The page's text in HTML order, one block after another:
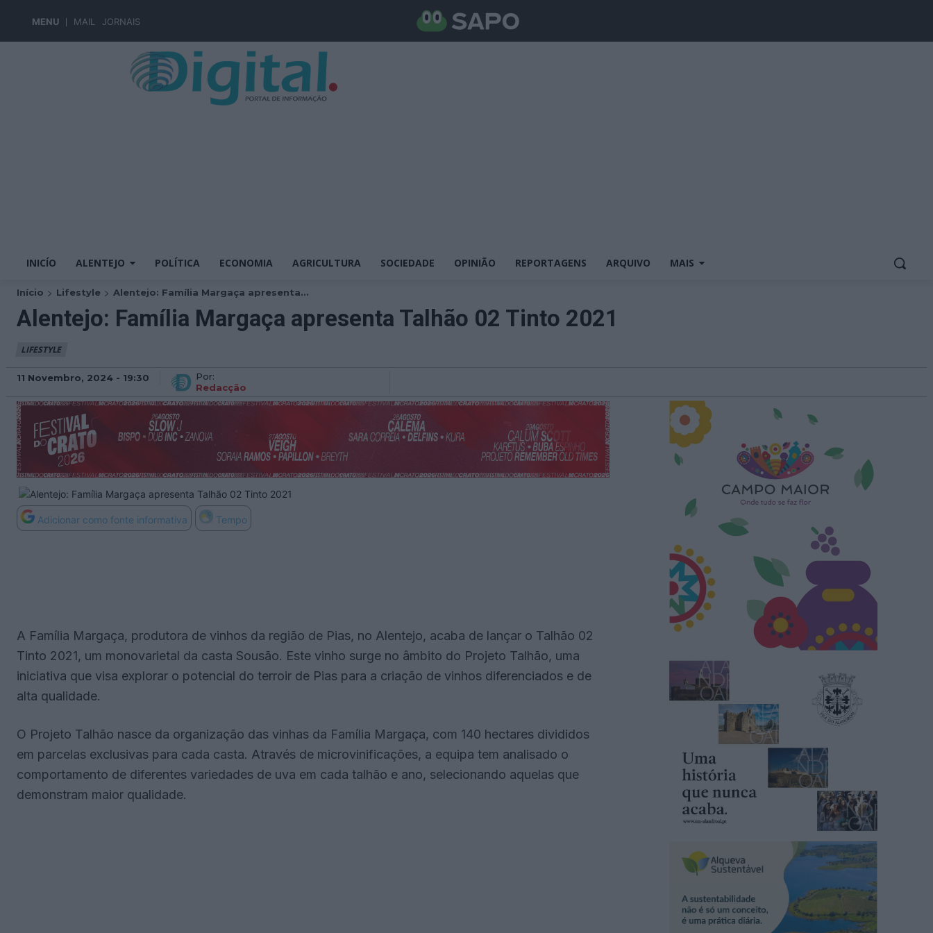
MENU MAIL JORNAIS
INICÍO ALENTEJO POLÍTICA ECONOMIA AGRICULTURA SOCIEDADE OPINIÃO REPORTAGENS ARQUIVO MAIS
Início Lifestyle Alentejo: Família Margaça apresenta...
Alentejo: Família Margaça apresenta Talhão 02 Tinto 2021
LIFESTYLE
11 Novembro, 2024 - 19:30
Por:
Redacção
Adicionar como fonte informativa Tempo
A Família Margaça, produtora de vinhos da região de Pias, no Alentejo, acaba de lançar o Talhão 02
Tinto 2021, um monovarietal da casta Sousão. Este vinho surge no âmbito do Projeto Talhão, uma
iniciativa que visa explorar o potencial do terroir de Pias para a criação de vinhos diferenciados e de
alta qualidade.
O Projeto Talhão nasce da organização das vinhas da Família Margaça, com 140 hectares divididos
em parcelas exclusivas para cada casta. Através de microvinificações, a equipa tem analisado o
comportamento de diferentes variedades de uva em cada talhão e ano, selecionando aquelas que
demonstram maior qualidade.